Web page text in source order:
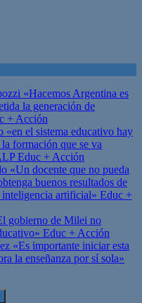
«Hacemos Argentina es
la generación de
+ Acción
«en el sistema educativo hay
formación que se va
Educ + Acción
«Un docente que no pueda
buenos resultados de
inteligencia artificial» Educ +
gobierno de Milei no
Educ + Acción
«Es importante iniciar esta
la enseñanza por sí sola»